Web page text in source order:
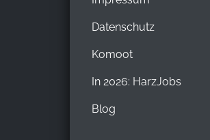
Datenschutz
Komoot
In 2026: HarzJobs
Blog